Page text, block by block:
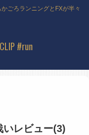
ごろランニングとFXが半々
#run
レビュー(3)